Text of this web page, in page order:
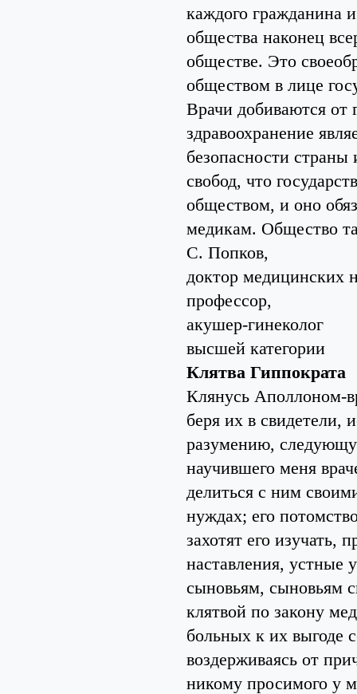
каждого гражданина
общества наконец
обществе. Это
обществом в лице
Врачи добиваются от
здравоохранение
безопасности
свобод, что
обществом, и оно
медикам. Общество
С. Попков,
доктор медицинских
профессор,
акушер-гинеколог
высшей категории
Клятва Гиппократа
Клянусь Аполлоном-
беря их в свидетели,
разумению,
научившего меня
делиться с ним
нуждах; его
захотят его изучать,
наставления, устные
сыновьям, сыновьям
клятвой по закону
больных к их выгоде
воздерживаясь от
никому просимого у